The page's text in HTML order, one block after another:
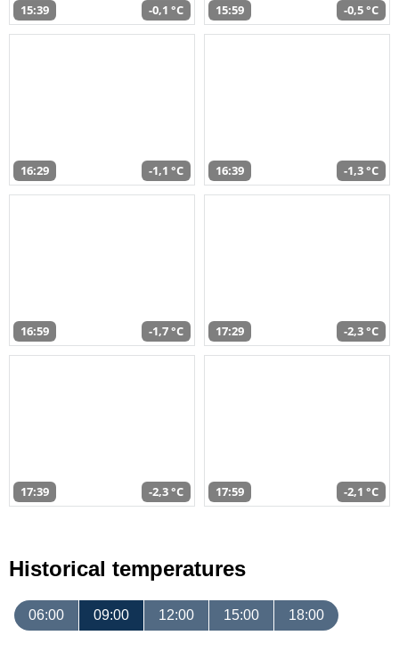
15:39 -0,1 °C 15:59 -0,5 °C
16:29 -1,1 °C 16:39 -1,3 °C
16:59 -1,7 °C 17:29 -2,3 °C
17:39 -2,3 °C 17:59 -2,1 °C
Historical temperatures
06:00 09:00 12:00 15:00 18:00